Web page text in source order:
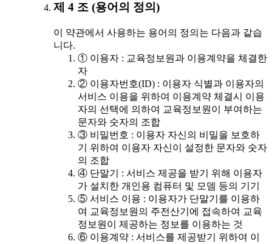
제 4 조 (용어의 정의)
이 약관에서 사용하는 용어의 정의는 다음과 같습
니다.
① 이용자 : 교육정보원과 이용계약을 체결한
자
② 이용자번호(ID) : 이용자 식별과 이용자의
서비스 이용을 위하여 이용계약 체결시 이용
자의 선택에 의하여 교육정보원이 부여하는
문자와 숫자의 조합
③ 비밀번호 : 이용자 자신의 비밀을 보호하
기 위하여 이용자 자신이 설정한 문자와 숫자
의 조합
④ 단말기 : 서비스 제공을 받기 위해 이용자
가 설치한 개인용 컴퓨터 및 모뎀 등의 기기
⑤ 서비스 이용 : 이용자가 단말기를 이용하
여 교육정보원의 주전산기에 접속하여 교육
정보원이 제공하는 정보를 이용하는 것
⑥ 이용계약 : 서비스를 제공받기 위하여 이